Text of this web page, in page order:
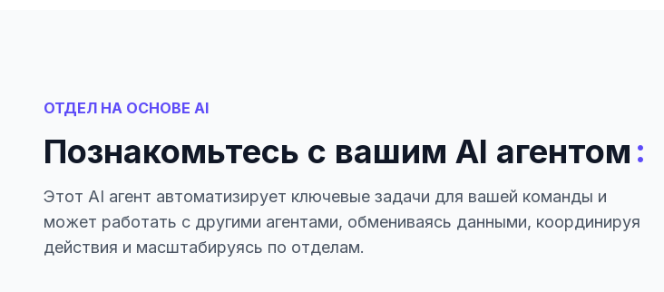
ОТДЕЛ НА ОСНОВЕ AI
Познакомьтесь с вашим AI агентом :
Этот AI агент автоматизирует ключевые задачи для вашей команды и
может работать с другими агентами, обмениваясь данными, координируя
действия и масштабируясь по отделам.